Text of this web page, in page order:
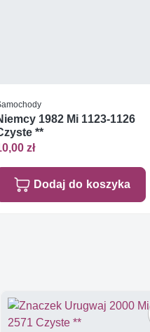
1982 Mi 1123-1126
**
zł
Dodaj do koszyka